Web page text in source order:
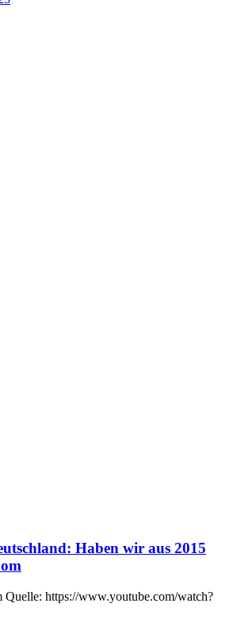
Haben wir aus 2015
https://www.youtube.com/watch?